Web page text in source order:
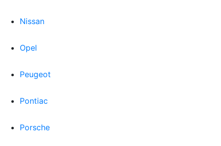
Nissan
Opel
Peugeot
Pontiac
Porsche